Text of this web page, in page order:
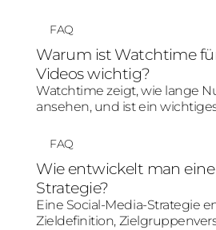
Plattformgerechte Inhalte
Formate können
verbessern, weil sie stärker an
Nutzungssituation und
anschließen.
FAQ
Warum ist Watchtime
Videos wichtig?
Watchtime zeigt, wie lange
ansehen, und ist ein
Watchtime kann organische
Algorithmusbewertung und
Performance positiv
FAQ
Wie entwickelt man
Strategie?
Eine Social-Media-Strategie
Zieldefinition,